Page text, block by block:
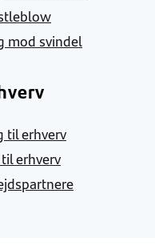
mod svindel
til erhverv
erhverv